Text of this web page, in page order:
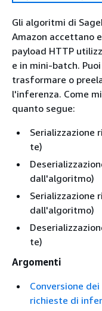
Gli algoritmi di
Amazon accettano
payload HTTP
e in mini-batch.
trasformare o
l'inferenza. Come
quanto segue:
Serializzazione
te)
dall'algoritmo)
Serializzazione
dall'algoritmo)
te)
Argomenti
Conversione
richieste di